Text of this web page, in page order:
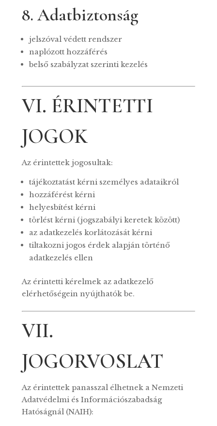
8. Adatbiztonság
jelszóval védett rendszer
naplózott hozzáférés
belső szabályzat szerinti kezelés
VI. ÉRINTETTI
JOGOK
Az érintettek jogosultak:
tájékoztatást kérni személyes adataikról
hozzáférést kérni
helyesbítést kérni
törlést kérni (jogszabályi keretek között)
az adatkezelés korlátozását kérni
tiltakozni jogos érdek alapján történő
adatkezelés ellen
Az érintetti kérelmek az adatkezelő
elérhetőségein nyújthatók be.
VII.
JOGORVOSLAT
Az érintettek panasszal élhetnek a Nemzeti
Adatvédelmi és Információszabadság
Hatóságnál (NAIH):